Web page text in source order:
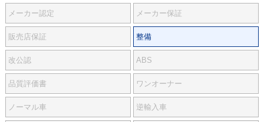
メーカー認定 メーカー保証
販売店保証 整備
改公認 ABS
品質評価書 ワンオーナー
ノーマル車 逆輸入車